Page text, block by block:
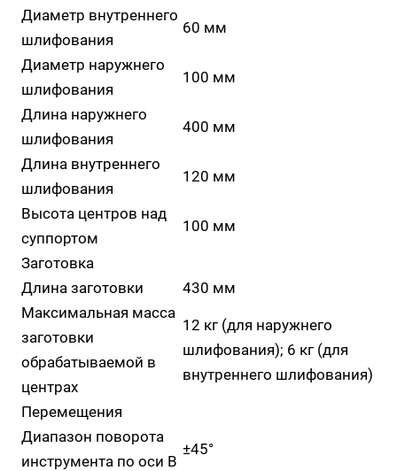
Диаметр внутреннего
шлифования
60 мм
Диаметр наружнего
шлифования
100 мм
Длина наружнего
шлифования
400 мм
Длина внутреннего
шлифования
120 мм
Высота центров над
суппортом
100 мм
Заготовка
Длина заготовки
430 мм
Максимальная масса
заготовки
обрабатываемой в
центрах
12 кг (для наружнего
шлифования); 6 кг (для
внутреннего шлифования)
Перемещения
Диапазон поворота
инструмента по оси В
±45°